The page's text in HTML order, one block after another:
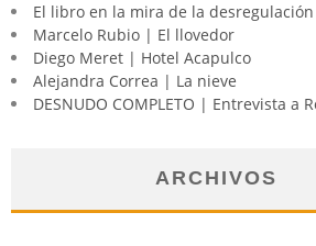
El libro en la mira de la desregulación
Marcelo Rubio | El llovedor
Diego Meret | Hotel Acapulco
Alejandra Correa | La nieve
DESNUDO COMPLETO | Entrevista a
ARCHIVOS